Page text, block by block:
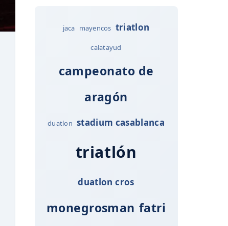
jaca mayencos triatlon
calatayud
campeonato de
aragón
duatlon stadium casablanca
triatlón
duatlon cros
monegrosman fatri